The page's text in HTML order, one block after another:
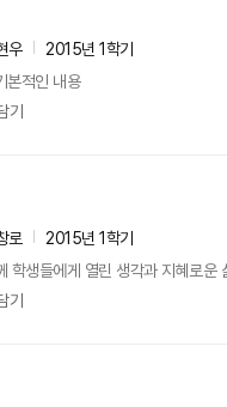
우
2015년 1학기
본적인 내용
기
로
2015년 1학기
학생들에게 열린 생각과 지혜로
기